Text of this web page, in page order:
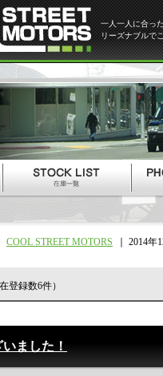
一人一人に合っ
リーズナブルで
COOL STREET MOTORS 2014年
登録数6件）
ました！